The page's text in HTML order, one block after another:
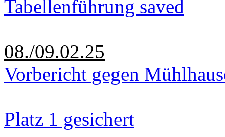
Tabellenführung saved
08./09.02.25
Vorbericht gegen
Platz 1 gesichert